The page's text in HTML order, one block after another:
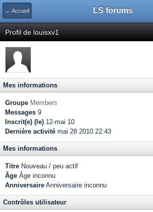
← Accueil LS forums
Profil de louisxv1
Mes informations
Groupe Members
Messages 9
Inscrit(e) (le) 12-mai 10
Dernière activité mai 28 2010 22:43
Mes informations
Titre Nouveau / peu actif
Âge Âge inconnu
Anniversaire Anniversaire inconnu
Contrôles utilisateur